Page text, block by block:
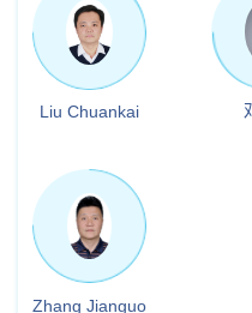
Liu Chuankai
Zhang Jianguo